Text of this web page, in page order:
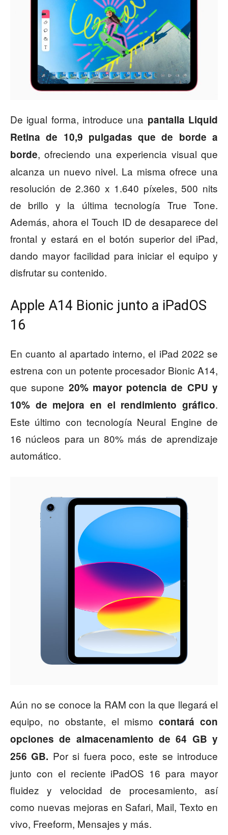
De igual forma, introduce una pantalla Liquid
Retina de 10,9 pulgadas que de borde a
borde, ofreciendo una experiencia visual que
alcanza un nuevo nivel. La misma ofrece una
resolución de 2.360 x 1.640 píxeles, 500 nits
de brillo y la última tecnología True Tone.
Además, ahora el Touch ID de desaparece del
frontal y estará en el botón superior del iPad,
dando mayor facilidad para iniciar el equipo y
disfrutar su contenido.
Apple A14 Bionic junto a iPadOS
16
En cuanto al apartado interno, el iPad 2022 se
estrena con un potente procesador Bionic A14,
que supone 20% mayor potencia de CPU y
10% de mejora en el rendimiento gráfico.
Este último con tecnología Neural Engine de
16 núcleos para un 80% más de aprendizaje
automático.
Aún no se conoce la RAM con la que llegará el
equipo, no obstante, el mismocontará con
opciones de almacenamiento de 64 GB y
256 GB. Por si fuera poco, este se introduce
junto con el reciente iPadOS 16 para mayor
fluidez y velocidad de procesamiento, así
como nuevas mejoras en Safari, Mail, Texto en
vivo, Freeform, Mensajes y más.